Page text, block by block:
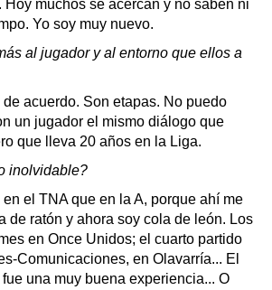
muchos se acercan y no saben ni
Yo soy muy nuevo.
al jugador y al entorno que ellos a
acuerdo. Son etapas. No puedo
un jugador el mismo diálogo que
que lleva 20 años en la Liga.
inolvidable?
el TNA que en la A, porque ahí me
de ratón y ahora soy cola de león. Los
en Once Unidos; el cuarto partido
Comunicaciones, en Olavarría... El
una muy buena experiencia... O